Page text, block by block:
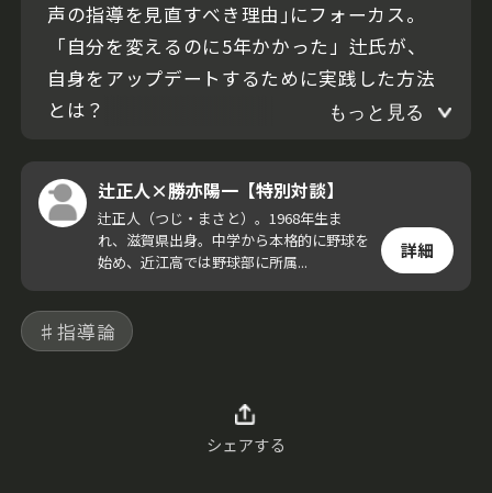
声の指導を見直すべき理由｣にフォーカス。
「自分を変えるのに5年かかった」辻氏が、
自身をアップデートするために実践した方法
とは？
もっと見る
辻正人×勝亦陽一【特別対談】
辻正人（つじ・まさと）。1968年生ま
れ、滋賀県出身。中学から本格的に野球を
始め、近江高では野球部に所属...
詳細
♯指導論
シェアする